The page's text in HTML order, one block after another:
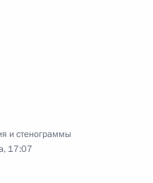
и стенограммы
17:07